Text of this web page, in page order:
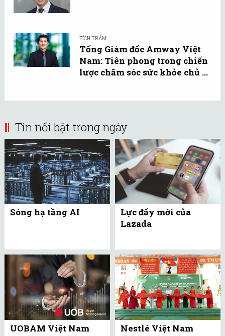
BÍCH TRÂM
Tổng Giám đốc Amway Việt
Nam: Tiên phong trong chiến
lược chăm sóc sức khỏe chủ ...
Tin nổi bật trong ngày
Sóng hạ tầng AI
Lực đẩy mới của
Lazada
UOBAM Việt Nam
Nestlé Việt Nam